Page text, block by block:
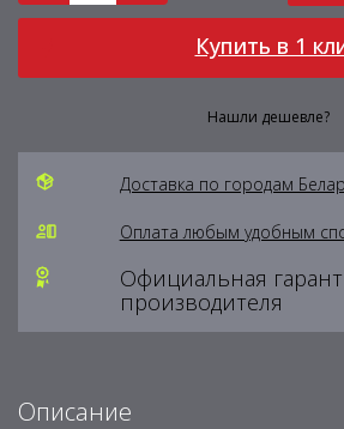
Купить в 1
Нашли дешевле?
Доставка по городам
Оплата любым удобным
Официальная
производителя
Описание